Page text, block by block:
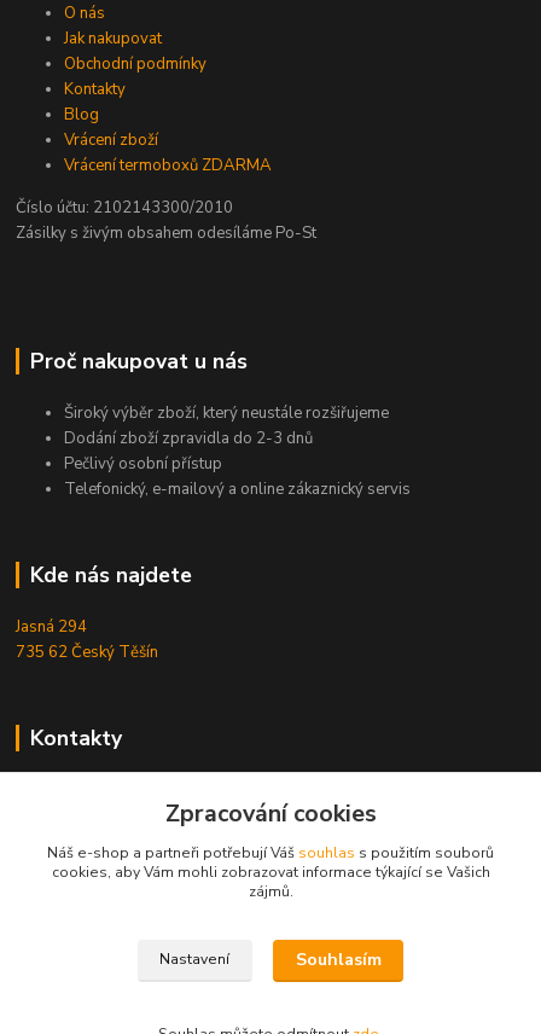
O nás
Jak nakupovat
Obchodní podmínky
Kontakty
Blog
Vrácení zboží
Vrácení termoboxů ZDARMA
Číslo účtu: 2102143300/2010
Zásilky s živým obsahem odesíláme Po-St
Proč nakupovat u nás
Široký výběr zboží, který neustále rozšiřujeme
Dodání zboží zpravidla do 2-3 dnů
Pečlivý osobní přístup
Telefonický, e-mailový a online zákaznický servis
Kde nás najdete
Jasná 294
735 62 Český Těšín
Kontakty
+420724095453
info@reefhome.cz
Zpracování cookies
Náš e-shop a partneři potřebují Váš souhlas s použitím souborů
cookies, aby Vám mohli zobrazovat informace týkající se Vašich
zájmů.
Nastavení Souhlasím